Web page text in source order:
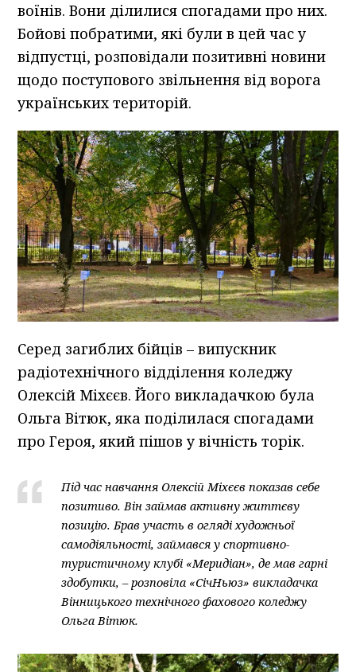
воїнів. Вони ділилися спогадами про них.
Бойові побратими, які були в цей час у
відпустці, розповідали позитивні новини
щодо поступового звільнення від ворога
українських територій.
Серед загиблих бійців – випускник
радіотехнічного відділення коледжу
Олексій Міхєєв. Його викладачкою була
Ольга Вітюк, яка поділилася спогадами
про Героя, який пішов у вічність торік.
Під час навчання Олексій Міхєєв показав себе
позитиво. Він займав активну життєву
позицію. Брав участь в огляді художньої
самодіяльності, займався у спортивно-
туристичному клубі «Меридіан», де мав гарні
здобутки, – розповіла «СічНьюз» викладачка
Вінницького технічного фахового коледжу
Ольга Вітюк.